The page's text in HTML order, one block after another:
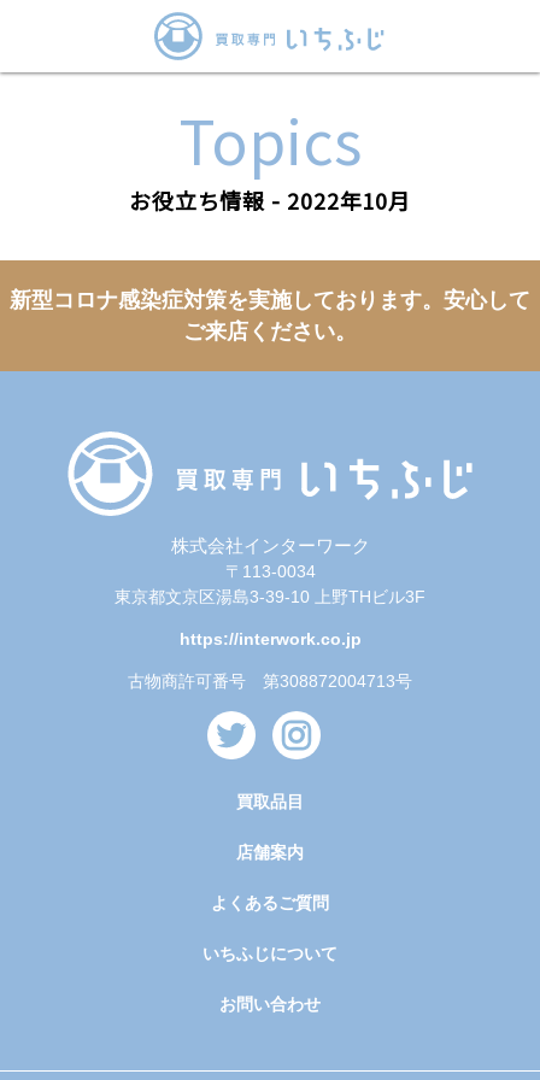
Topics
お役立ち情報 - 2022年10月
新型コロナ感染症対策を実施しております。 安心して
ご来店ください。
株式会社インターワーク
〒113-0034
東京都文京区湯島3-39-10 上野THビル3F
https://interwork.co.jp
古物商許可番号 第308872004713号
買取品目
店舗案内
よくあるご質問
いちふじについて
お問い合わせ